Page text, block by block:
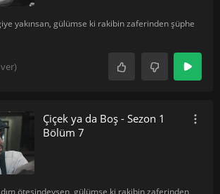
yakınsan, gülümse ki rakibin zaferinden şüphe
Çiçek ya da Boş - Sezon 1
Bölüm 7